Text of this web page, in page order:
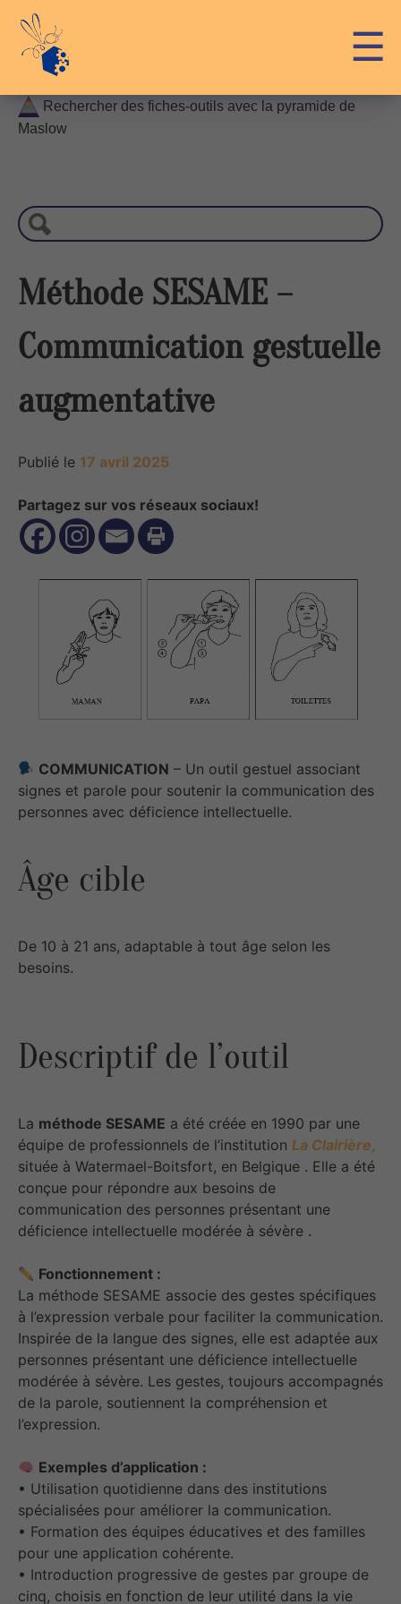
content
☰
Rechercher des fiches-outils avec la pyramide de
Maslow
c
h
r
c
e
Méthode SESAME –
Communication gestuelle
augmentative
Publié le 17 avril 2025
Partagez sur vos réseaux sociaux!
COMMUNICATION – Un outil gestuel associant
signes et parole pour soutenir la communication des
personnes avec déficience intellectuelle.
Âge cible
De 10 à 21 ans, adaptable à tout âge selon les
besoins.
Descriptif de l’outil
La méthode SESAME a été créée en 1990 par une
équipe de professionnels de l’institution La Clairière,
située à Watermael-Boitsfort, en Belgique . Elle a été
conçue pour répondre aux besoins de
communication des personnes présentant une
déficience intellectuelle modérée à sévère .​
Fonctionnement :
La méthode SESAME associe des gestes spécifiques
à l’expression verbale pour faciliter la communication.
Inspirée de la langue des signes, elle est adaptée aux
personnes présentant une déficience intellectuelle
modérée à sévère. Les gestes, toujours accompagnés
de la parole, soutiennent la compréhension et
l’expression.​
Exemples d’application :
• Utilisation quotidienne dans des institutions
spécialisées pour améliorer la communication.
• Formation des équipes éducatives et des familles
pour une application cohérente.
• Introduction progressive de gestes par groupe de
cinq, choisis en fonction de leur utilité dans la vie